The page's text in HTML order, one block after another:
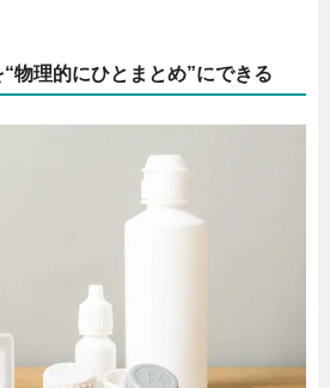
物理的にひとまとめ”にできる